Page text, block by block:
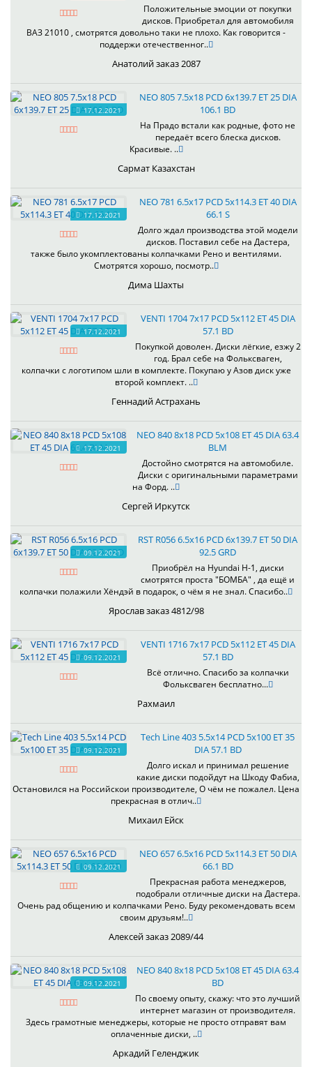
Положительные эмоции от покупки
дисков. Приобретал для автомобиля
ВАЗ 21010 , смотрятся довольно таки не плохо. Как говорится -
поддержи отечественног..
Анатолий заказ 2087
17.12.2021
NEO 805 7.5x18 PCD 6x139.7 ET 25 DIA
106.1 BD
На Прадо встали как родные, фото не
передаёт всего блеска дисков.
Красивые. ..
Сармат Казахстан
17.12.2021
NEO 781 6.5x17 PCD 5x114.3 ET 40 DIA
66.1 S
Долго ждал производства этой модели
дисков. Поставил себе на Дастера,
также было укомплектованы колпачками Рено и вентилями.
Смотрятся хорошо, посмотр..
Дима Шахты
17.12.2021
VENTI 1704 7x17 PCD 5x112 ET 45 DIA
57.1 BD
Покупкой доволен. Диски лёгкие, езжу 2
год. Брал себе на Фольксваген,
колпачки с логотипом шли в комплекте. Покупаю у Азов диск уже
второй комплект. ..
Геннадий Астрахань
17.12.2021
NEO 840 8x18 PCD 5x108 ET 45 DIA 63.4
BLM
Достойно смотрятся на автомобиле.
Диски с оригинальными параметрами
на Форд. ..
Сергей Иркутск
09.12.2021
RST R056 6.5x16 PCD 6x139.7 ET 50 DIA
92.5 GRD
Приобрёл на Hyundai H-1, диски
смотрятся проста "БОМБА" , да ещё и
колпачки полажили Хёндэй в подарок, о чём я не знал. Спасибо..
Ярослав заказ 4812/98
09.12.2021
VENTI 1716 7x17 PCD 5x112 ET 45 DIA
57.1 BD
Всё отлично. Спасибо за колпачки
Фольксваген бесплатно...
Рахмаил
09.12.2021
Tech Line 403 5.5x14 PCD 5x100 ET 35
DIA 57.1 BD
Долго искал и принимал решение
какие диски подойдут на Шкоду Фабиа,
Остановился на Российскои производителе, О чём не пожалел. Цена
прекрасная в отлич..
Михаил Ейск
09.12.2021
NEO 657 6.5x16 PCD 5x114.3 ET 50 DIA
66.1 BD
Прекрасная работа менеджеров,
подобрали отличные диски на Дастера.
Очень рад общению и колпачками Рено. Буду рекомендовать всем
своим друзьям!..
Алексей заказ 2089/44
09.12.2021
NEO 840 8x18 PCD 5x108 ET 45 DIA 63.4
BD
По своему опыту, скажу: что это лучший
интернет магазин от производителя.
Здесь грамотные менеджеры, которые не просто отправят вам
оплаченные диски, ..
Аркадий Геленджик